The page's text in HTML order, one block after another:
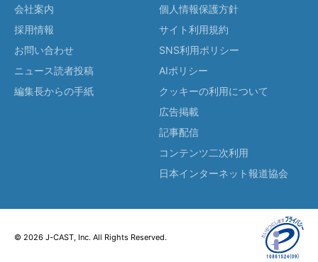
会社案内
採用情報
お問い合わせ
ニュース読者投稿
編集長からの手紙
個人情報保護方針
サイト利用規約
SNS利用ポリシー
AIポリシー
クッキーの利用について
広告掲載
記事配信
コンテンツ二次利用
日本インターネット報道協会
© 2026 J-CAST, Inc. All Rights Reserved.